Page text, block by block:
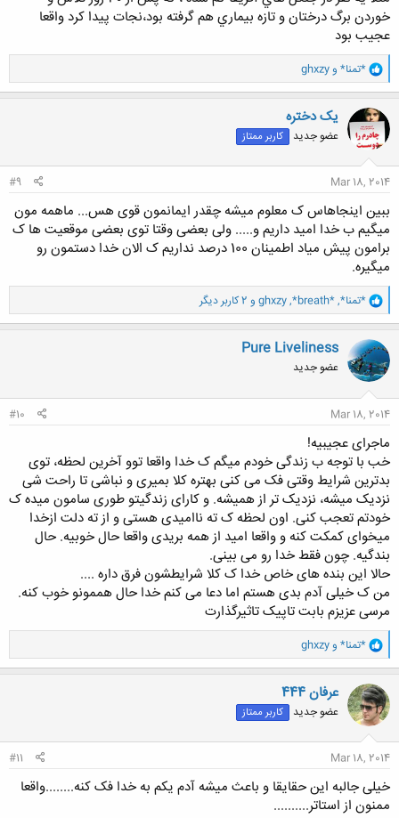
خوردن برگ درختان و تازه بيماري هم گرفته بود،نجات پيدا كرد واقعا
عجيب بود
و
ا
ک
ن
ش
ه
ا
*تمنا* و ghxzy
یک دختره
عضو جدید کاربر ممتاز
Mar 18, 2014
#9
ببین اینجاهاس ک معلوم میشه چقدر ایمانمون قوی هس... ماهمه مون
میگیم ب خدا امید داریم و..... ولی بعضی وقتا توی بعضی موقعیت ها ک
برامون پیش میاد اطمینان 100 درصد نداریم ک الان خدا دستمون رو
میگیره.
و
ا
ک
ن
ش
ه
ا
*تمنا*,
*breath*
,
ghxzy و 2 کاربر دیگر
Pure Liveliness
عضو جدید
Mar 18, 2014
#10
ماجرای عجیبیه!
خب با توجه ب زندگی خودم میگم ک خدا واقعا توو آخرین لحظه، توی
بدترین شرایط وقتی فک می کنی بهتره کلا بمیری و نباشی تا راحت شی
نزدیک میشه، نزدیک تر از همیشه. و کارای زندگیتو طوری سامون میده ک
خودتم تعجب کنی. اون لحظه ک ته ناامیدی هستی و از ته دلت ازخدا
میخوای کمکت کنه و واقعا امید از همه بریدی واقعا حال خوبیه. حال
بندگیه. چون فقط خدا رو می بینی.
حالا این بنده های خاص خدا ک کلا شرایطشون فرق داره ....
من ک خیلی آدم بدی هستم اما دعا می کنم خدا حال هممونو خوب کنه.
مرسی عزیزم بابت تاپیک تاثیرگذارت
و
ا
ک
ن
ش
ه
ا
*تمنا* و ghxzy
عرفان 444
عضو جدید کاربر ممتاز
Mar 18, 2014
#11
خیلی جالبه این حقایقا و باعث میشه آدم یکم به خدا فک کنه........واقعا
ممنون از استاتر..........